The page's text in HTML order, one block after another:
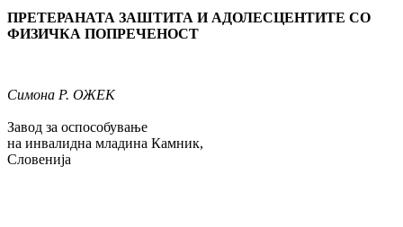
ПРЕТЕРАНАТА ЗАШТИТА И АДОЛЕСЦЕН­ТИТЕ СО
ФИЗИЧКА ПОПРЕЧЕНОСТ
Симона Р. ОЖЕК
Завод за оспособување
на инвалидна младина Камник,
Словенија